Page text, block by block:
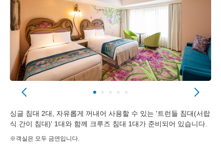
싱글 침대 2대, 자유롭게 꺼내어 사용할 수 있는 '트런들 침대(서랍
식 간이 침대)' 1대와 함께 크루즈 침대 1대가 준비되어 있습니다.
※객실은 모두 금연입니다.